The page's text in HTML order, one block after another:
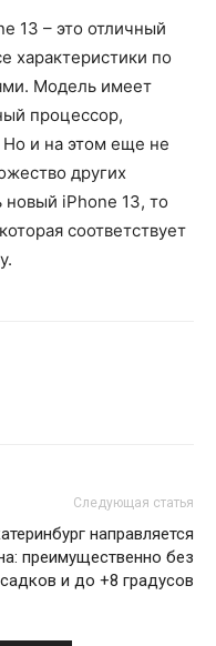
13 – это отличный
характеристики по
Модель имеет
процессор,
и на этом еще не
других
новый iPhone 13, то
соответствует
Следующая статья
направляется
преимущественно без
и до +8 градусов